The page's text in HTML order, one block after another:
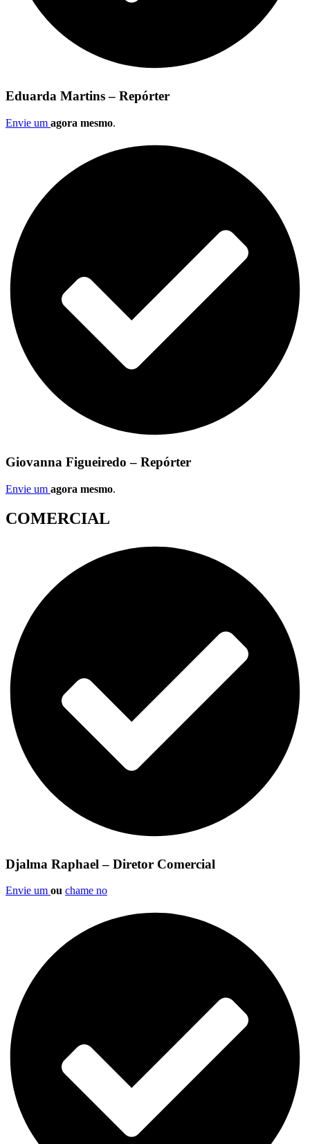
Eduarda Martins – Repórter
Envie um agora mesmo.
Giovanna Figueiredo – Repórter
Envie um agora mesmo.
COMERCIAL
Djalma Raphael – Diretor Comercial
Envie um ou chame no